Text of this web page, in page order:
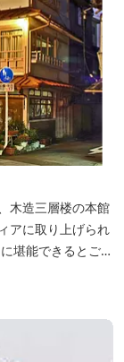
木造三層楼の本館
アに取り上げられ
堪能できるとご好